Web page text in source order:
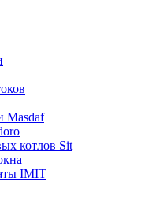
Masdaf
котлов Sit
IMIT